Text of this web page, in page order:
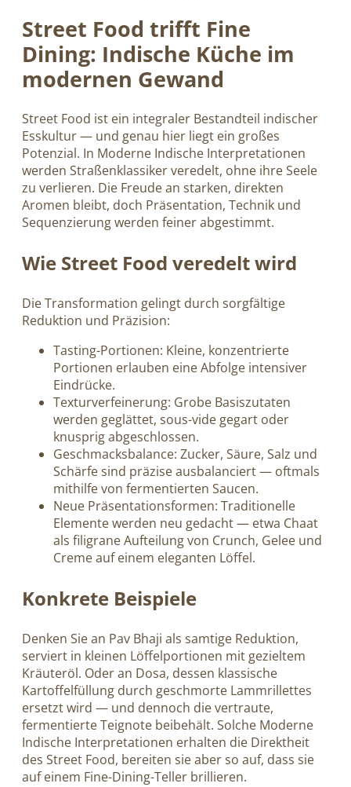
Street Food trifft Fine
Dining: Indische Küche im
modernen Gewand
Street Food ist ein integraler Bestandteil indischer
Esskultur — und genau hier liegt ein großes
Potenzial. In Moderne Indische Interpretationen
werden Straßenklassiker veredelt, ohne ihre Seele
zu verlieren. Die Freude an starken, direkten
Aromen bleibt, doch Präsentation, Technik und
Sequenzierung werden feiner abgestimmt.
Wie Street Food veredelt wird
Die Transformation gelingt durch sorgfältige
Reduktion und Präzision:
Tasting-Portionen: Kleine, konzentrierte
Portionen erlauben eine Abfolge intensiver
Eindrücke.
Texturverfeinerung: Grobe Basiszutaten
werden geglättet, sous-vide gegart oder
knusprig abgeschlossen.
Geschmacksbalance: Zucker, Säure, Salz und
Schärfe sind präzise ausbalanciert — oftmals
mithilfe von fermentierten Saucen.
Neue Präsentationsformen: Traditionelle
Elemente werden neu gedacht — etwa Chaat
als filigrane Aufteilung von Crunch, Gelee und
Creme auf einem eleganten Löffel.
Konkrete Beispiele
Denken Sie an Pav Bhaji als samtige Reduktion,
serviert in kleinen Löffelportionen mit gezieltem
Kräuteröl. Oder an Dosa, dessen klassische
Kartoffelfüllung durch geschmorte Lammrillettes
ersetzt wird — und dennoch die vertraute,
fermentierte Teignote beibehält. Solche Moderne
Indische Interpretationen erhalten die Direktheit
des Street Food, bereiten sie aber so auf, dass sie
auf einem Fine-Dining-Teller brillieren.